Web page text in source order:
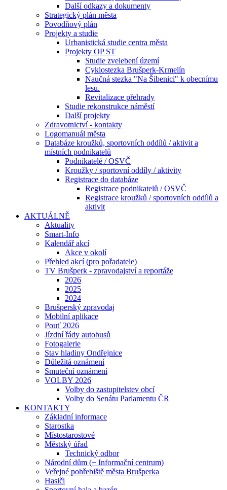
Další odkazy a dokumenty
Strategický plán města
Povodňový plán
Projekty a studie
Urbanistická studie centra města
Projekty OP ST
Studie zvelebení území
Cyklostezka Brušperk-Krmelín
Naučná stezka "Na Šibenici" k obecnímu
lesu.
Revitalizace přehrady
Studie rekonstrukce náměstí
Další projekty
Zdravotnictví - kontakty
Logomanuál města
Databáze kroužků, sportovních oddílů / aktivit a
místních podnikatelů
Podnikatelé / OSVČ
Kroužky / sportovní oddíly / aktivity
Registrace do databáze
Registrace podnikatelů / OSVČ
Registrace kroužků / sportovních oddílů a
aktivit
AKTUÁLNĚ
Aktuality
Smart-Info
Kalendář akcí
Akce v okolí
Přehled akcí (pro pořadatele)
TV Brušperk - zpravodajství a reportáže
2026
2025
2024
Brušperský zpravodaj
Mobilní aplikace
Pouť 2026
Jízdní řády autobusů
Fotogalerie
Stav hladiny Ondřejnice
Důležitá oznámení
Smuteční oznámení
VOLBY 2026
Volby do zastupitelstev obcí
Volby do Senátu Parlamentu ČR
KONTAKTY
Základní informace
Starostka
Místostarostové
Městský úřad
Technický odbor
Národní dům (+ Informační centrum)
Veřejné pohřebiště města Brušperka
Hasiči